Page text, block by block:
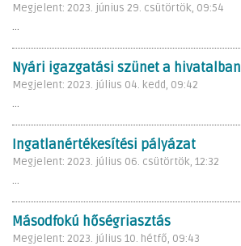
Megjelent: 2023. június 29. csütörtök, 09:54
...
Nyári igazgatási szünet a hivatalban
Megjelent: 2023. július 04. kedd, 09:42
...
Ingatlanértékesítési pályázat
Megjelent: 2023. július 06. csütörtök, 12:32
...
Másodfokú hőségriasztás
Megjelent: 2023. július 10. hétfő, 09:43